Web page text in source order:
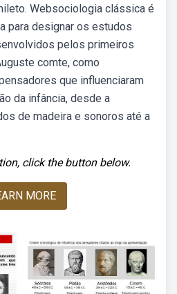
Websociologia clássica é
para designar os estudos
pelos primeiros
comte, como
que influenciaram
da infância, desde a
de madeira e sonoros até a
click the button below.
MORE